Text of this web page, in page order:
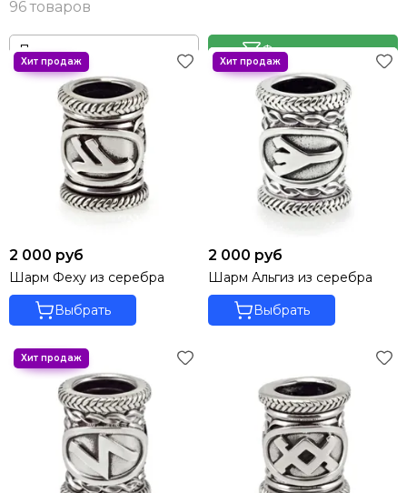
Фильтр товаров
2 000 руб
Шарм Феху из серебра
Выбрать
2 000 руб
Шарм Альгиз из серебра
Выбрать